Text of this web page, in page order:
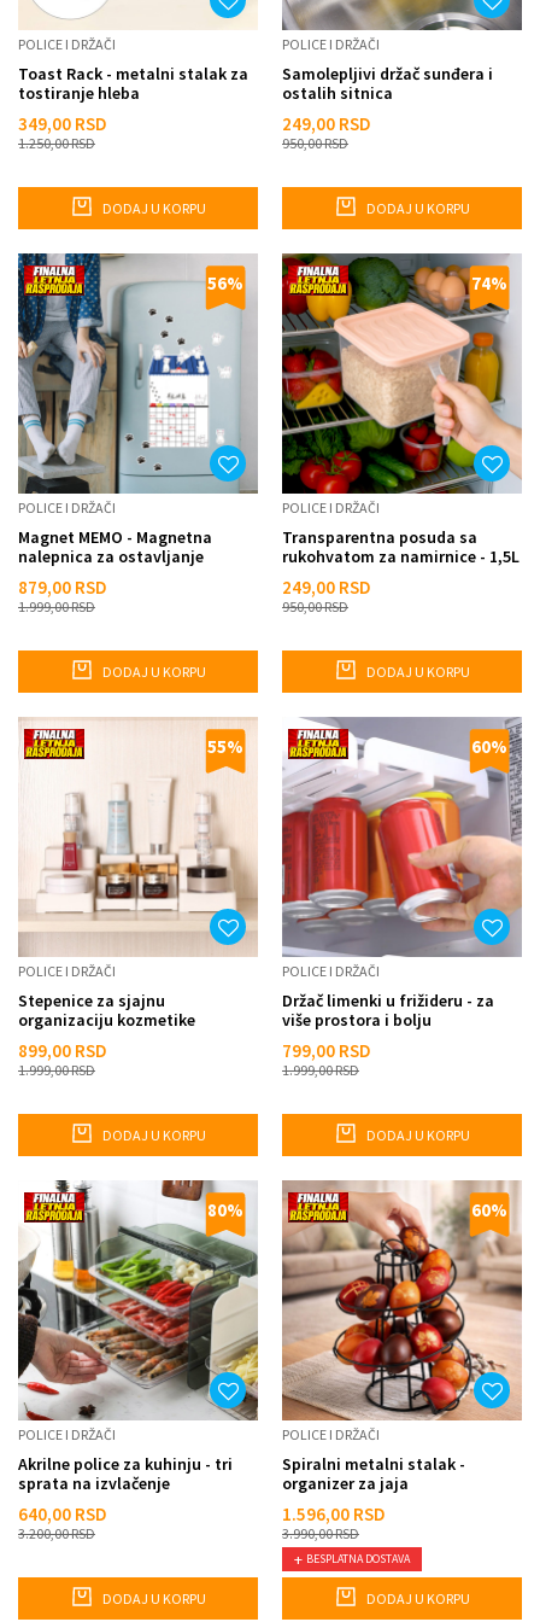
POLICE I DRŽAČI
Toast Rack - metalni stalak za
tostiranje hleba
349,00 RSD
1.250,00RSD
DODAJ U KORPU
POLICE I DRŽAČI
Samolepljivi držač sunđera i
ostalih sitnica
249,00 RSD
950,00RSD
DODAJ U KORPU
56%
POLICE I DRŽAČI
Magnet MEMO - Magnetna
nalepnica za ostavljanje
879,00 RSD
1.999,00RSD
DODAJ U KORPU
74%
POLICE I DRŽAČI
Transparentna posuda sa
rukohvatom za namirnice - 1,5L
249,00 RSD
950,00RSD
DODAJ U KORPU
55%
POLICE I DRŽAČI
Stepenice za sjajnu
organizaciju kozmetike
899,00 RSD
1.999,00RSD
DODAJ U KORPU
60%
POLICE I DRŽAČI
Držač limenki u frižideru - za
više prostora i bolju
799,00 RSD
1.999,00RSD
DODAJ U KORPU
80%
POLICE I DRŽAČI
Akrilne police za kuhinju - tri
sprata na izvlačenje
640,00 RSD
3.200,00RSD
DODAJ U KORPU
60%
POLICE I DRŽAČI
Spiralni metalni stalak -
organizer za jaja
1.596,00 RSD
3.990,00RSD
BESPLATNA DOSTAVA
DODAJ U KORPU